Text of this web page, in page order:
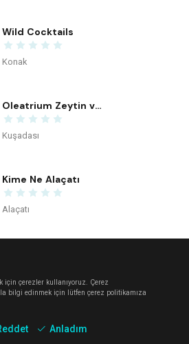
Wild Cocktails
Konak
Oleatrium Zeytin ve Zeytinyağı Tarihi Müzesi
Kuşadası
Kime Ne Alaçatı
Alaçatı
Konak
Center Office
çerezler kullanıyoruz. Çerez
bilgi edinmek için lütfen çerez politikamıza
Anladım